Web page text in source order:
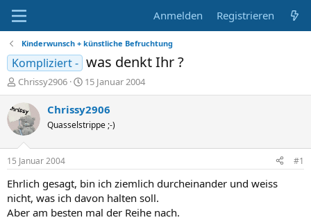
Anmelden Registrieren
Kinderwunsch + künstliche Befruchtung
Kompliziert - was denkt Ihr ?
E
r
s
t
e
e
r
Chrissy2906
E
r
s
e
t
a
15 Januar 2004
Chrissy2906
Quasselstrippe ;-)
15 Januar 2004 #1
Ehrlich gesagt, bin ich ziemlich durcheinander und weiss
nicht, was ich davon halten soll.
Aber am besten mal der Reihe nach.